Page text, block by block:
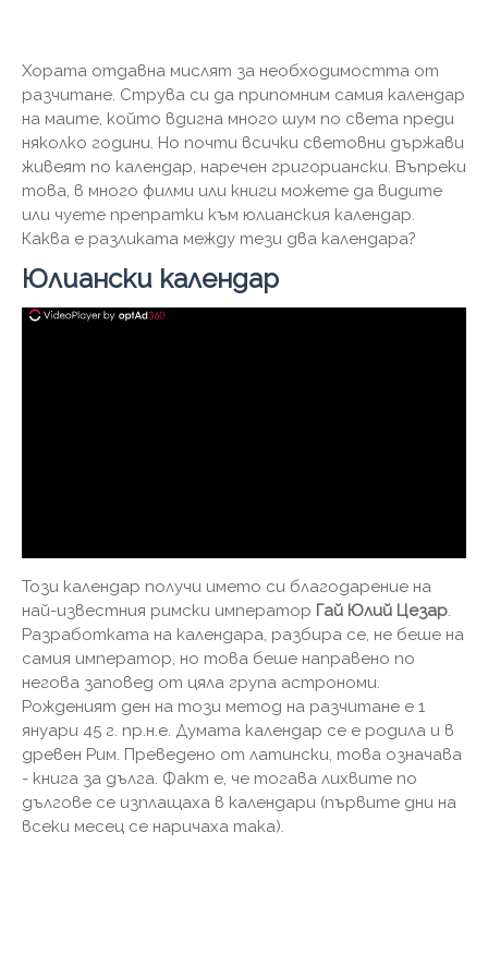
Хората отдавна мислят за необходимостта от
разчитане. Струва си да припомним самия календар
на маите, който вдигна много шум по света преди
няколко години. Но почти всички световни държави
живеят по календар, наречен григориански. Въпреки
това, в много филми или книги можете да видите
или чуете препратки към юлианския календар.
Каква е разликата между тези два календара?
Юлиански календар
Този календар получи името си благодарение на
най-известния римски император Гай Юлий Цезар
Разработката на календара, разбира се, не беше на
самия император, но това беше направено по
негова заповед от цяла група астрономи.
Рожденият ден на този метод на разчитане е 1
януари 45 г. пр.н.е. Думата календар се е родила и в
древен Рим. Преведено от латински, това означава
- книга за дълга. Факт е, че тогава лихвите по
дългове се изплащаха в календари (първите дни на
всеки месец се наричаха така).